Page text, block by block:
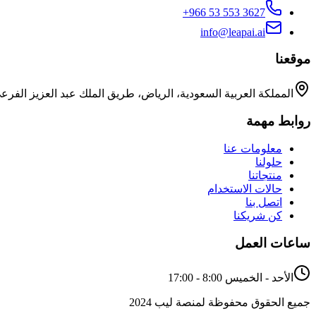
+966 53 553 3627
info@leapai.ai
موقعنا
المملكة العربية السعودية، الرياض، طريق الملك عبد العزيز
روابط مهمة
معلومات عنا
حلولنا
منتجاتنا
حالات الاستخدام
اتصل بنا
كن شريكنا
ساعات العمل
الأحد - الخميس 8:00 - 17:00
جميع الحقوق محفوظة لمنصة ليب 2024